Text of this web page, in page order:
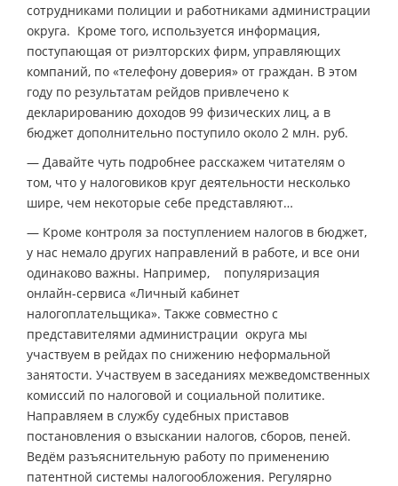
сотрудниками полиции и работниками администрации
округа. Кроме того, используется информация,
поступающая от риэлторских фирм, управляющих
компаний, по «телефону доверия» от граждан. В этом
году по результатам рейдов привлечено к
декларированию доходов 99 физических лиц, а в
бюджет дополнительно поступило около 2 млн. руб.
— Давайте чуть подробнее расскажем читателям о
том, что у налоговиков круг деятельности несколько
шире, чем некоторые себе представляют…
— Кроме контроля за поступлением налогов в бюджет,
у нас немало других направлений в работе, и все они
одинаково важны. Например, популяризация
онлайн-сервиса «Личный кабинет
налогоплательщика». Также совместно с
представителями администрации округа мы
участвуем в рейдах по снижению неформальной
занятости. Участвуем в заседаниях межведомственных
комиссий по налоговой и социальной политике.
Направляем в службу судебных приставов
постановления о взыскании налогов, сборов, пеней.
Ведём разъяснительную работу по применению
патентной системы налогообложения. Регулярно